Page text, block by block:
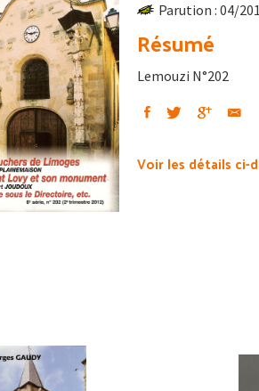
Parution : 04/
Résumé
Lemouzi N°202
Voir les détails ci-